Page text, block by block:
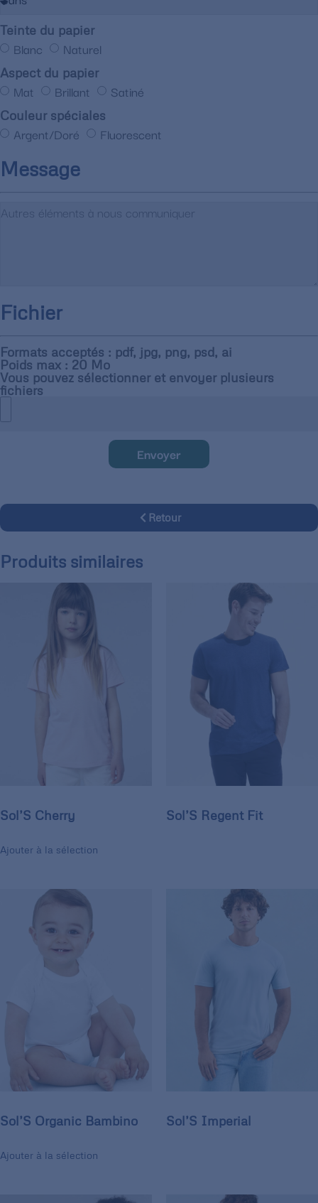
Teinte du papier
Blanc Naturel
Aspect du papier
Mat Brillant Satiné
Couleur spéciales
Argent/Doré Fluorescent
Message
Fichier
Formats acceptés : pdf, jpg, png, psd, ai
Poids max : 20 Mo
Vous pouvez sélectionner et envoyer plusieurs
fichiers
Envoyer
Retour
Produits similaires
Sol’S Cherry
Ajouter à la sélection
Sol’S Regent Fit
Sol’S Organic Bambino
Ajouter à la sélection
Sol’S Imperial